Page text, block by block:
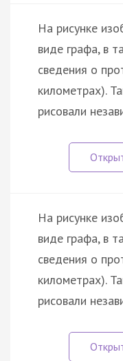
На рисунке
виде графа, в
сведения о
километрах).
рисовали
На рисунке
виде графа, в
сведения о
километрах).
рисовали